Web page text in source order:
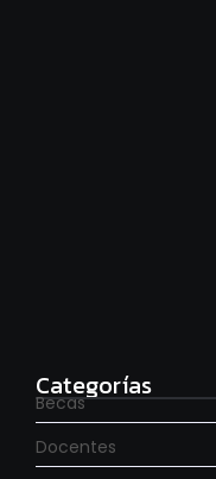
Categorías
Becas
Docentes